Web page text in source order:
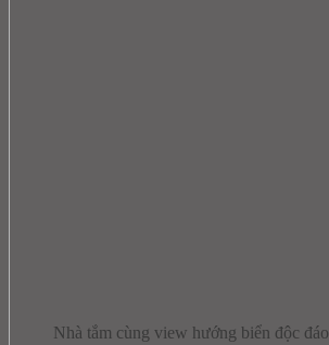
Nhà tắm cùng view hướng biển độc đáo